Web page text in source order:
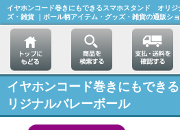
イヤホンコード巻きにもできるスマホスタンド オリジ
ズ・雑貨 ｜ボール柄アイテム・グッズ・雑貨の通販シ
イヤホンコード巻きにもでき
リジナルバレーボール